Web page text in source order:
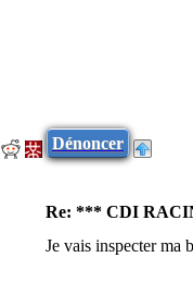
Dénoncer
Re: *** CDI
Je vais inspecter ma